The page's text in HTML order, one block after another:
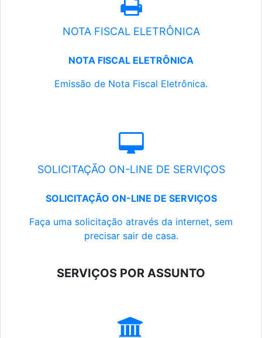
NOTA FISCAL ELETRÔNICA
NOTA FISCAL ELETRÔNICA
Emissão de Nota Fiscal Eletrônica.
SOLICITAÇÃO ON-LINE DE SERVIÇOS
SOLICITAÇÃO ON-LINE DE SERVIÇOS
Faça uma solicitação através da internet, sem
precisar sair de casa.
SERVIÇOS POR ASSUNTO